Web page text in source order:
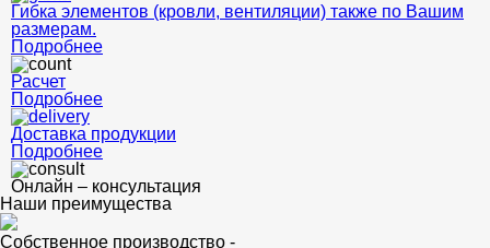
Гибка элементов (кровли, вентиляции) также по Вашим
размерам.
Подробнее
Расчет
Подробнее
Доставка продукции
Подробнее
Онлайн – консультация
Наши преимущества
Собственное производство -